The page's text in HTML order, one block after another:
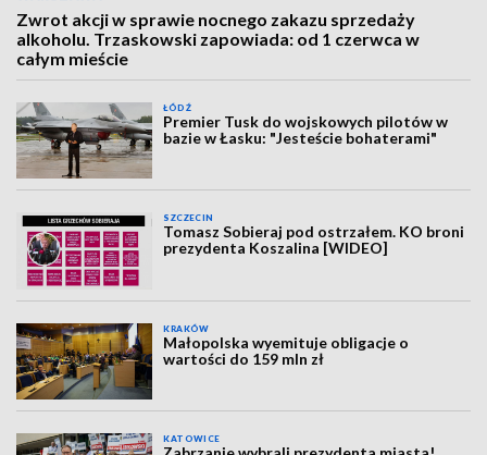
Zwrot akcji w sprawie nocnego zakazu sprzedaży
alkoholu. Trzaskowski zapowiada: od 1 czerwca w
całym mieście
ŁÓDŹ
Premier Tusk do wojskowych pilotów w
bazie w Łasku: "Jesteście bohaterami"
SZCZECIN
Tomasz Sobieraj pod ostrzałem. KO broni
prezydenta Koszalina [WIDEO]
KRAKÓW
Małopolska wyemituje obligacje o
wartości do 159 mln zł
KATOWICE